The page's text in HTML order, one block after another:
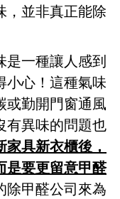
，並非真正能除
是一種讓人感到
小心！這種氣味
或勤開門窗通風
有異味的問題也
家具新衣櫃後，
是要更留意甲醛
除甲醛公司來為